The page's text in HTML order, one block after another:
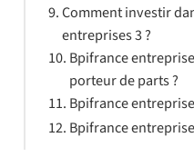
Comment investir
entreprises 3 ?
Bpifrance
porteur de parts ?
Bpifrance
Bpifrance